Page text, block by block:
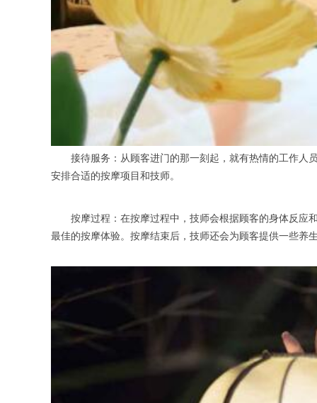
接待服务：从顾客进门的那一刻起，就有热情的工作人员
安排合适的按摩项目和技师。
按摩过程：在按摩过程中，技师会根据顾客的身体反应和
最佳的按摩体验。按摩结束后，技师还会为顾客提供一些养